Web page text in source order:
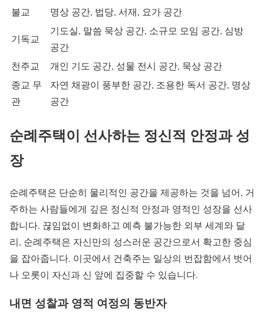
불교 명상 공간, 법당, 서재, 요가 공간
기독교
기도실, 말씀 묵상 공간, 소규모 모임 공간, 심방
공간
천주교
개인 기도 공간, 성물 전시 공간, 묵상 공간
종교 무
관
자연 채광이 풍부한 공간, 조용한 독서 공간, 명상
공간
순례주택이 선사하는 정신적 안정과 성
장
순례주택은 단순히 물리적인 공간을 제공하는 것을 넘어, 거
주하는 사람들에게 깊은 정신적 안정과 영적인 성장을 선사
합니다. 끊임없이 변화하고 예측 불가능한 외부 세계와 달
리, 순례주택은 자신만의 성스러운 공간으로서 확고한 중심
을 잡아줍니다. 이곳에서 건축주는 일상의 번잡함에서 벗어
나 오롯이 자신과 신 앞에 집중할 수 있습니다.
내면 성찰과 영적 여정의 동반자